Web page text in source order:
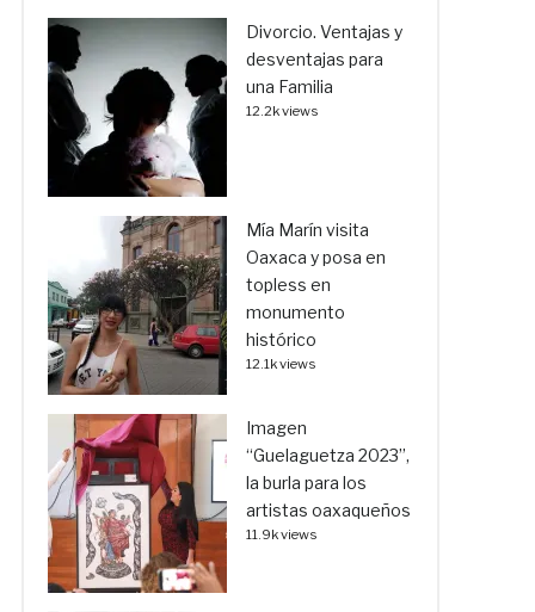
Divorcio. Ventajas y
desventajas para
una Familia
12.2k views
Mía Marín visita
Oaxaca y posa en
topless en
monumento
histórico
12.1k views
Imagen
“Guelaguetza 2023”,
la burla para los
artistas oaxaqueños
11.9k views